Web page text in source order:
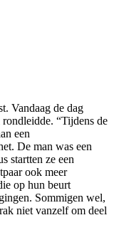
Vandaag de dag
“Tijdens de
een
De man was een
startten ze een
ook meer
op hun beurt
Sommigen wel,
niet vanzelf om deel